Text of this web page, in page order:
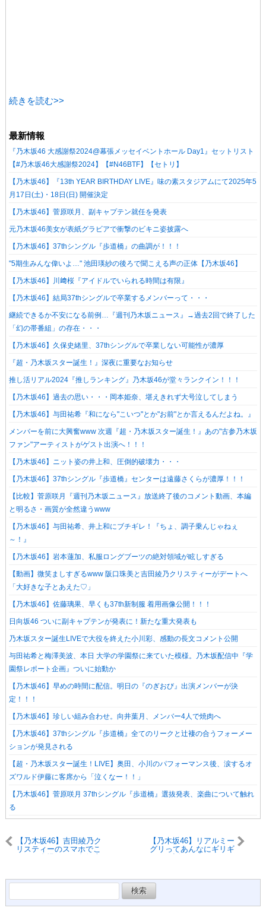
続きを読む>>
最新情報
『乃木坂46 大感謝祭2024@幕張メッセイベントホール Day1』セットリスト
【#乃木坂46大感謝祭2024】【#N46BTF】【セトリ】
【乃木坂46】『13th YEAR BIRTHDAY LIVE』味の素スタジアムにて2025年5
月17日(土)・18日(日) 開催決定
【乃木坂46】菅原咲月、副キャプテン就任を発表
元乃木坂46美女が表紙グラビアで衝撃のビキニ姿披露へ
【乃木坂46】37thシングル『歩道橋』の曲調が！！！
"5期生みんな偉いよ…" 池田瑛紗の後ろで聞こえる声の正体【乃木坂46】
【乃木坂46】川﨑桜『アイドルでいられる時間は有限』
【乃木坂46】結局37thシングルで卒業するメンバーって・・・
継続できるか不安になる前例…『週刊乃木坂ニュース』→過去2回で終了した
「幻の帯番組」の存在・・・
【乃木坂46】久保史緒里、37thシングルで卒業しない可能性が濃厚
『超・乃木坂スター誕生！』深夜に重要なお知らせ
推し活リアル2024『推しランキング』乃木坂46が堂々ランクイン！！！
【乃木坂46】過去の思い・・・岡本姫奈、堪えきれず大号泣してしまう
【乃木坂46】与田祐希『和になら"こいつ"とか"お前"とか言えるんだよね。』
メンバーを前に大興奮www 次週『超・乃木坂スター誕生！』あの"古参乃木坂
ファン"アーティストがゲスト出演へ！！！
【乃木坂46】ニット姿の井上和、圧倒的破壊力・・・
【乃木坂46】37thシングル『歩道橋』センターは遠藤さくらが濃厚！！！
【比較】菅原咲月『週刊乃木坂ニュース』放送終了後のコメント動画、本編
と明るさ・画質が全然違うwww
【乃木坂46】与田祐希、井上和にブチギレ！『ちょ、調子乗んじゃねぇ
～！』
【乃木坂46】岩本蓮加、私服ロングブーツの絶対領域が眩しすぎる
【動画】微笑ましすぎるwww 阪口珠美と吉田綾乃クリスティーがデートへ
「大好きな子とあえた♡」
【乃木坂46】佐藤璃果、早くも37th新制服 着用画像公開！！！
日向坂46 ついに副キャプテンが発表に！新たな重大発表も
乃木坂スター誕生LIVEで大役を終えた小川彩、感動の長文コメント公開
与田祐希と梅澤美波、本日 大学の学園祭に来ていた模様。乃木坂配信中『学
園祭レポート企画』ついに始動か
【乃木坂46】早めの時間に配信。明日の『のぎおび』出演メンバーが決
定！！！
【乃木坂46】珍しい組み合わせ。向井葉月、メンバー4人で焼肉へ
【乃木坂46】37thシングル『歩道橋』全てのリークと辻褄の合うフォーメー
ションが発見される
【超・乃木坂スター誕生！LIVE】奥田、小川のパフォーマンス後、涙するオ
ズワルド伊藤に客席から「泣くなー！！」
【乃木坂46】菅原咲月 37thシングル『歩道橋』選抜発表、楽曲について触れ
る
【乃木坂46】吉田綾乃ク
リスティーのスマホでこ
【乃木坂46】リアルミー
グリってあんなにギリギ
索: